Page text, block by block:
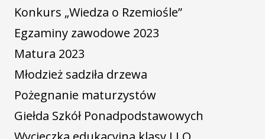
Konkurs „Wiedza o Rzemiośle”
Egzaminy zawodowe 2023
Matura 2023
Młodzież sadziła drzewa
Pożegnanie maturzystów
Giełda Szkół Ponadpodstawowych